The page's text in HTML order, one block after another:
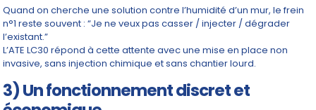
Quand on cherche une solution contre l’humidité d’un mur, le frein
n°1 reste souvent : “Je ne veux pas casser / injecter / dégrader
l’existant.”
L’ATE LC30 répond à cette attente avec une mise en place non
invasive, sans injection chimique et sans chantier lourd.
3) Un fonctionnement discret et